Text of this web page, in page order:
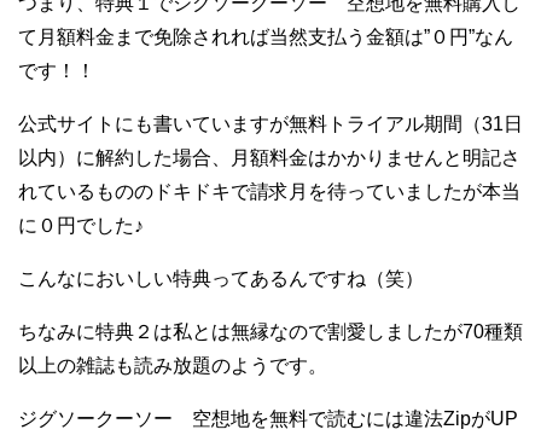
て月額料金まで免除されれば当然支払う金額は”０円”なん
です！！
公式サイトにも書いていますが無料トライアル期間（31日
以内）に解約した場合、月額料金はかかりませんと明記さ
れているもののドキドキで請求月を待っていましたが本当
に０円でした♪
こんなにおいしい特典ってあるんですね（笑）
ちなみに特典２は私とは無縁なので割愛しましたが70種類
以上の雑誌も読み放題のようです。
ジグソークーソー 空想地を無料で読むには違法ZipがUP